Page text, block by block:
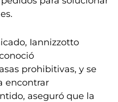
Iannizzotto
prohibitivas, y se
encontrar
aseguró que la